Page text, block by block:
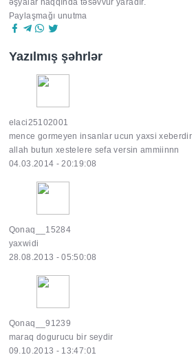
əşyalar haqqında təsəvvür yaradır.
Paylaşmağı unutma
Yazılmış şəhrlər
elaci25102001
mence gormeyen insanlar ucun yaxsi xeberdir
allah butun xestelere sefa versin ammiinnn
04.03.2014 - 20:19:08
Qonaq__15284
yaxwidi
28.08.2013 - 05:50:08
Qonaq__91239
maraq dogurucu bir seydir
09.10.2013 - 13:47:01